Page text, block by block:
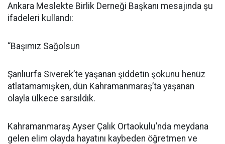
Ankara Meslekte Birlik Derneği Başkanı mesajında şu
ifadeleri kullandı:
“Başımız Sağolsun
Şanlıurfa Siverek’te yaşanan şiddetin şokunu henüz
atlatamamışken, dün Kahramanmaraş’ta yaşanan
olayla ülkece sarsıldık.
Kahramanmaraş Ayser Çalık Ortaokulu’nda meydana
gelen elim olayda hayatını kaybeden öğretmen ve